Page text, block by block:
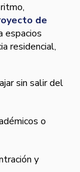
de
espacios
residencial,
sin salir del
o
y